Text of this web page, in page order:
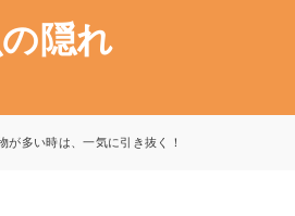
隠れ
が多い時は、一気に引き抜く！